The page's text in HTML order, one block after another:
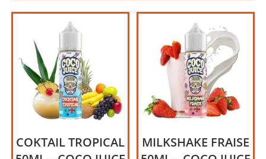
COKTAIL TROPICAL
MILKSHAKE FRAISE